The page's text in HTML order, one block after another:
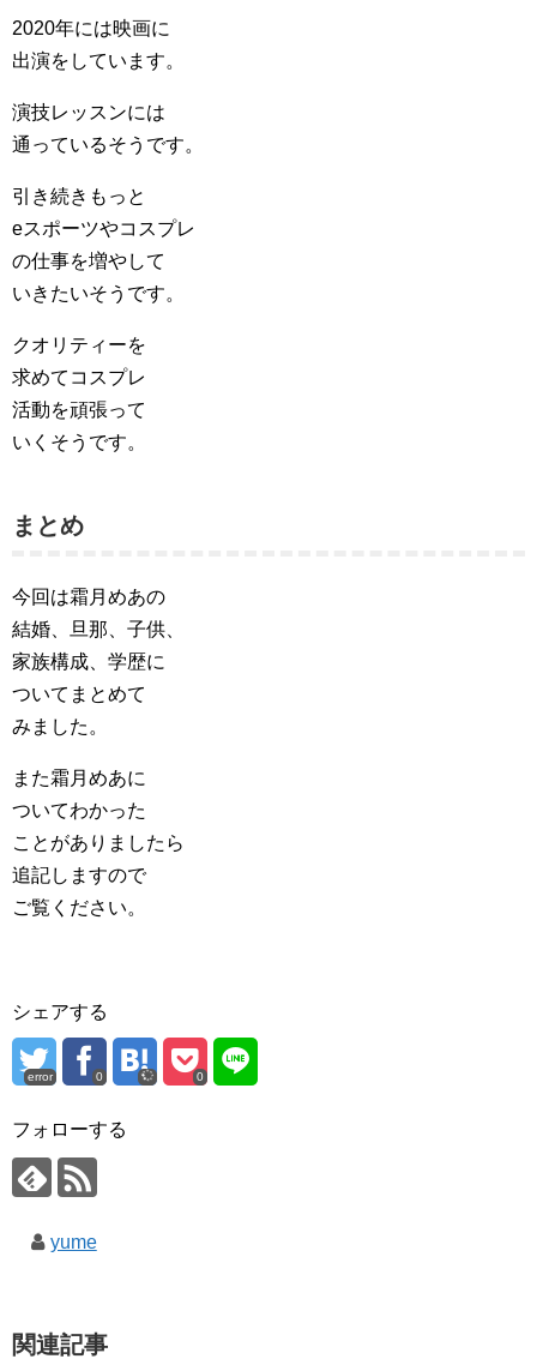
2020年には映画に
出演をしています。
演技レッスンには
通っているそうです。
引き続きもっと
eスポーツやコスプレ
の仕事を増やして
いきたいそうです。
クオリティーを
求めてコスプレ
活動を頑張って
いくそうです。
まとめ
今回は霜月めあの
結婚、旦那、子供、
家族構成、学歴に
ついてまとめて
みました。
また霜月めあに
ついてわかった
ことがありましたら
追記しますので
ご覧ください。
シェアする
error 0 0
フォローする
yume
関連記事